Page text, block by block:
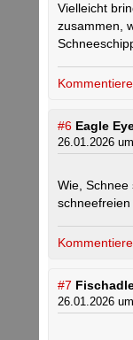
Vielleicht
zusammen,
#6 Eagle
26.01.2026
Wie,
#7
26.01.2026